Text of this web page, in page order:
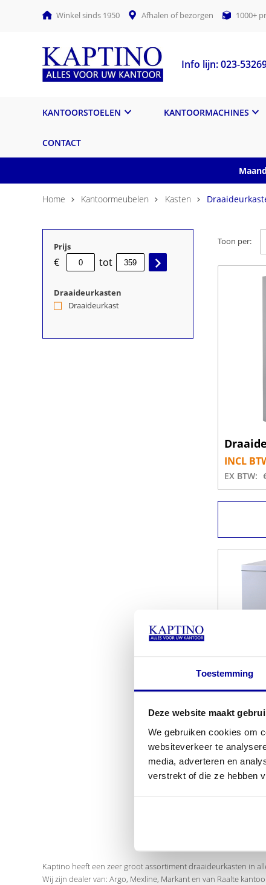
Toestemming
Deze website maakt
We gebruiken cookies om
websiteverkeer te
media, adverteren en
verstrekt of die ze hebben
Winkel sinds 1950 Afhalen of bezorgen 1000+
Info lijn: 023-
KANTOORSTOELEN KANTOORMACHINES
CONTACT
Home Kantoormeubelen Kasten
Prijs
€ tot
Draaideurkasten
Draaideurkast
Toon per:
INCL
EX BTW:
INCL
EX BTW:
Kaptino heeft een zeer groot assortiment draaideurkasten in
Wij zijn dealer van: Argo, Mexline, Markant en van Raalte